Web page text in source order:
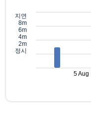
지연
8m
6m
4m
2m
정시
5 Aug